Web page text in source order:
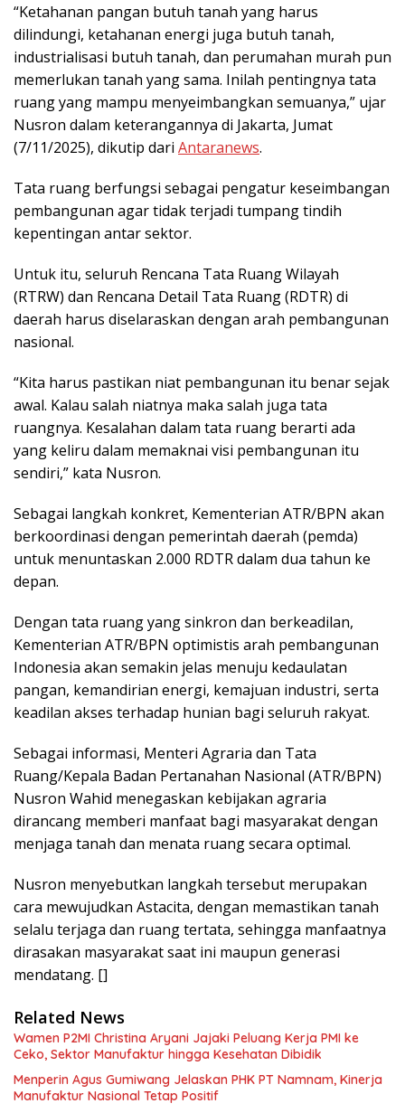
“Ketahanan pangan butuh tanah yang harus
dilindungi, ketahanan energi juga butuh tanah,
industrialisasi butuh tanah, dan perumahan murah pun
memerlukan tanah yang sama. Inilah pentingnya tata
ruang yang mampu menyeimbangkan semuanya,” ujar
Nusron dalam keterangannya di Jakarta, Jumat
(7/11/2025), dikutip dari Antaranews.
Tata ruang berfungsi sebagai pengatur keseimbangan
pembangunan agar tidak terjadi tumpang tindih
kepentingan antar sektor.
Untuk itu, seluruh Rencana Tata Ruang Wilayah
(RTRW) dan Rencana Detail Tata Ruang (RDTR) di
daerah harus diselaraskan dengan arah pembangunan
nasional.
“Kita harus pastikan niat pembangunan itu benar sejak
awal. Kalau salah niatnya maka salah juga tata
ruangnya. Kesalahan dalam tata ruang berarti ada
yang keliru dalam memaknai visi pembangunan itu
sendiri,” kata Nusron.
Sebagai langkah konkret, Kementerian ATR/BPN akan
berkoordinasi dengan pemerintah daerah (pemda)
untuk menuntaskan 2.000 RDTR dalam dua tahun ke
depan.
Dengan tata ruang yang sinkron dan berkeadilan,
Kementerian ATR/BPN optimistis arah pembangunan
Indonesia akan semakin jelas menuju kedaulatan
pangan, kemandirian energi, kemajuan industri, serta
keadilan akses terhadap hunian bagi seluruh rakyat.
Sebagai informasi, Menteri Agraria dan Tata
Ruang/Kepala Badan Pertanahan Nasional (ATR/BPN)
Nusron Wahid menegaskan kebijakan agraria
dirancang memberi manfaat bagi masyarakat dengan
menjaga tanah dan menata ruang secara optimal.
Nusron menyebutkan langkah tersebut merupakan
cara mewujudkan Astacita, dengan memastikan tanah
selalu terjaga dan ruang tertata, sehingga manfaatnya
dirasakan masyarakat saat ini maupun generasi
mendatang. []
Related News
Wamen P2MI Christina Aryani Jajaki Peluang Kerja PMI ke
Ceko, Sektor Manufaktur hingga Kesehatan Dibidik
Menperin Agus Gumiwang Jelaskan PHK PT Namnam, Kinerja
Manufaktur Nasional Tetap Positif